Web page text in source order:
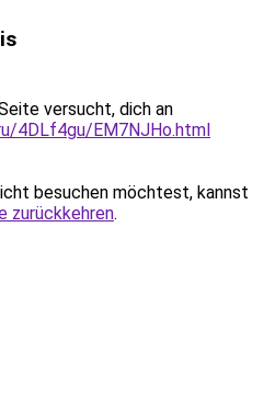
versucht, dich an
4DLf4gu/EM7NJHo.html
besuchen möchtest, kannst
zurückkehren.